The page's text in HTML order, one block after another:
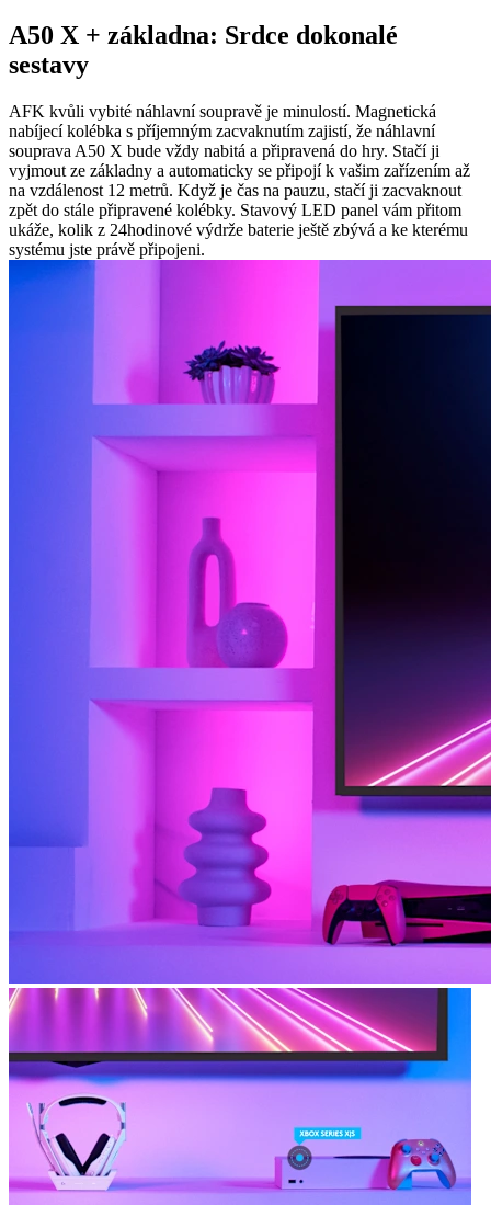
A50 X + základna: Srdce dokonalé
sestavy
AFK kvůli vybité náhlavní soupravě je minulostí. Magnetická
nabíjecí kolébka s příjemným zacvaknutím zajistí, že náhlavní
souprava A50 X bude vždy nabitá a připravená do hry. Stačí ji
vyjmout ze základny a automaticky se připojí k vašim zařízením až
na vzdálenost 12 metrů. Když je čas na pauzu, stačí ji zacvaknout
zpět do stále připravené kolébky. Stavový LED panel vám přitom
ukáže, kolik z 24hodinové výdrže baterie ještě zbývá a ke kterému
systému jste právě připojeni.